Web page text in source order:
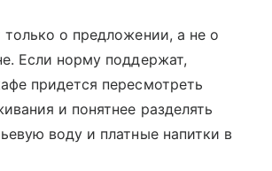
о предложении, а не о
Если норму поддержат,
придется пересмотреть
и понятнее разделять
воду и платные напитки в